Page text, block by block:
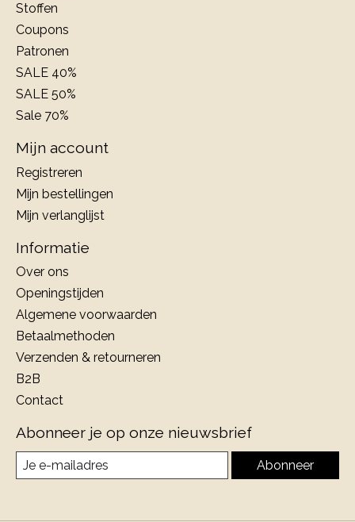
Stoffen
Coupons
Patronen
SALE 40%
SALE 50%
Sale 70%
Mijn account
Registreren
Mijn bestellingen
Mijn verlanglijst
Informatie
Over ons
Openingstijden
Algemene voorwaarden
Betaalmethoden
Verzenden & retourneren
B2B
Contact
Abonneer je op onze nieuwsbrief
Abonneer